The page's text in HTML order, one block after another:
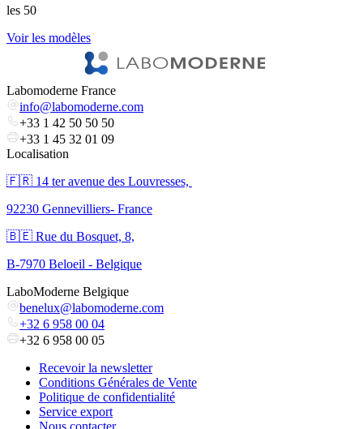
les 50
Voir les modèles
Labomoderne France
info@labomoderne.com
+33 1 42 50 50 50
+33 1 45 32 01 09
Localisation
🇫🇷 ​14 ter avenue des Louvresses,
92230 Gennevilliers- France
🇧🇪 Rue du Bosquet, 8,
B-7970 Beloeil - Belgique
LaboModerne Belgique
benelux@labomoderne.com
+32 6 958 00 04
+32 6 958 00 05
Recevoir la newsletter
Conditions Générales de Vente
Politique de confidentialité
Service export
Nous contacter